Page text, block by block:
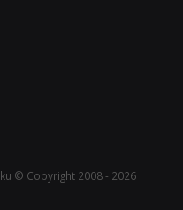
© Copyright 2008 - 2026